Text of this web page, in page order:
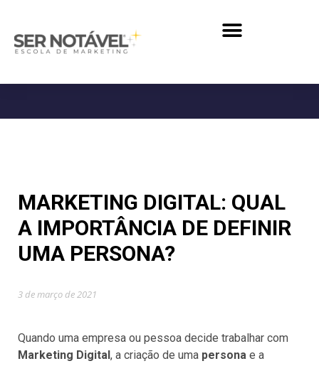
MARKETING DIGITAL: QUAL
A IMPORTÂNCIA DE DEFINIR
UMA PERSONA?
3 de março de 2021
Quando uma empresa ou pessoa decide trabalhar com
Marketing Digital, a criação de uma persona e a